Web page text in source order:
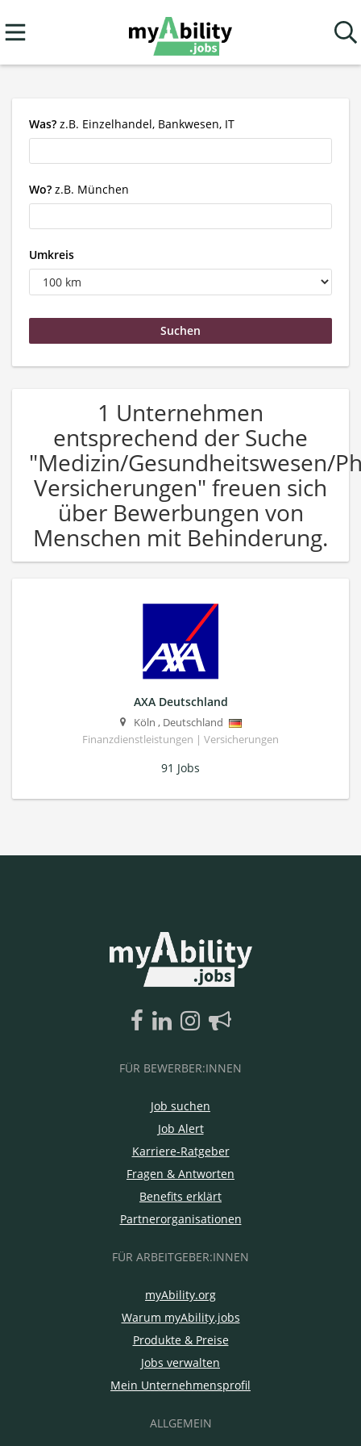
Was? z.B. Einzelhandel, Bankwesen, IT
Wo? z.B. München
Umkreis
1 Unternehmen
entsprechend der Suche
"Medizin/Gesundheitswesen/
Versicherungen" freuen sich
über Bewerbungen von
Menschen mit Behinderung.
AXA Deutschland
Köln , Deutschland
Finanzdienstleistungen | Versicherungen
91 Jobs
FÜR BEWERBER:INNEN
Job suchen
Job Alert
Karriere-Ratgeber
Fragen & Antworten
Benefits erklärt
Partnerorganisationen
FÜR ARBEITGEBER:INNEN
myAbility.org
Warum myAbility.jobs
Produkte & Preise
Jobs verwalten
Mein Unternehmensprofil
ALLGEMEIN